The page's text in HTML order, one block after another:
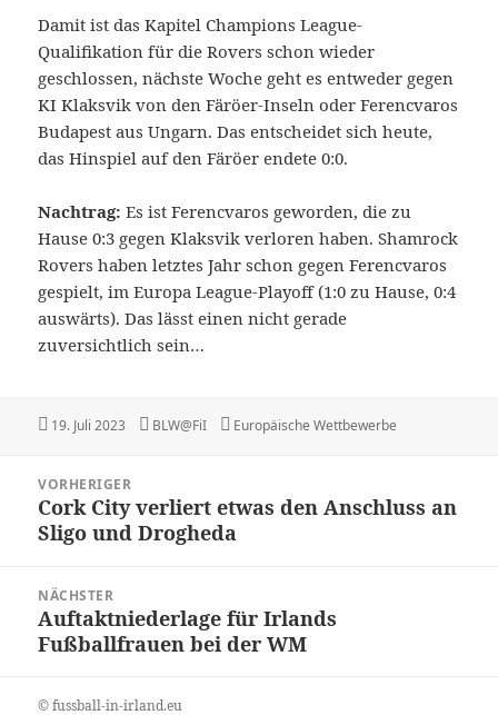
Damit ist das Kapitel Champions League-
Qualifikation für die Rovers schon wieder
geschlossen, nächste Woche geht es entweder gegen
KI Klaksvik von den Färöer-Inseln oder Ferencvaros
Budapest aus Ungarn. Das entscheidet sich heute,
das Hinspiel auf den Färöer endete 0:0.
Nachtrag: Es ist Ferencvaros geworden, die zu
Hause 0:3 gegen Klaksvik verloren haben. Shamrock
Rovers haben letztes Jahr schon gegen Ferencvaros
gespielt, im Europa League-Playoff (1:0 zu Hause, 0:4
auswärts). Das lässt einen nicht gerade
zuversichtlich sein…
Veröffentlicht
19. Juli 2023 Autor
BLW@FiI Kategorien
Europäische Wettbewerbe
VORHERIGER
Vorheriger
Beitrag:
Cork City verliert etwas den Anschluss an
Sligo und Drogheda
NÄCHSTER
Nächster
Beitrag:
Auftaktniederlage für Irlands
Fußballfrauen bei der WM
© fussball-in-irland.eu